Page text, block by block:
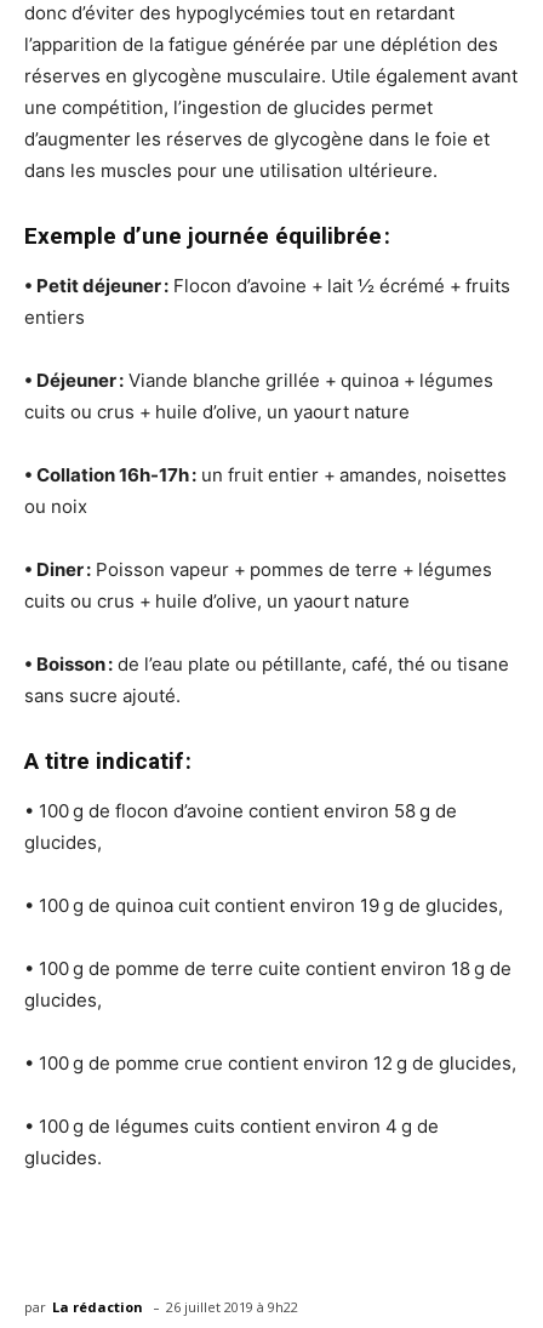
donc d’éviter des hypoglycémies tout en retardant
l’apparition de la fatigue générée par une déplétion des
réserves en glycogène musculaire. Utile également avant
une compétition, l’ingestion de glucides permet
d’augmenter les réserves de glycogène dans le foie et
dans les muscles pour une utilisation ultérieure.
Exemple d’une journée équilibrée :
• Petit déjeuner : Flocon d’avoine + lait ½ écrémé + fruits
entiers
• Déjeuner : Viande blanche grillée + quinoa + légumes
cuits ou crus + huile d’olive, un yaourt nature
• Collation 16h-17h : un fruit entier + amandes, noisettes
ou noix
• Diner : Poisson vapeur + pommes de terre + légumes
cuits ou crus + huile d’olive, un yaourt nature
• Boisson : de l’eau plate ou pétillante, café, thé ou tisane
sans sucre ajouté.
A titre indicatif :
• 100 g de flocon d’avoine contient environ 58 g de
glucides,
• 100 g de quinoa cuit contient environ 19 g de glucides,
• 100 g de pomme de terre cuite contient environ 18 g de
glucides,
• 100 g de pomme crue contient environ 12 g de glucides,
• 100 g de légumes cuits contient environ 4 g de
glucides.
par La rédaction - 26 juillet 2019 à 9h22